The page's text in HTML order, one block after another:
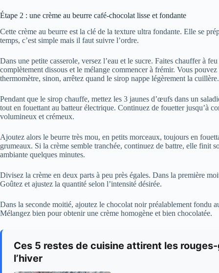
Étape 2 : une crème au beurre café-chocolat lisse et fondante
Cette crème au beurre est la clé de la texture ultra fondante. Elle se
temps, c’est simple mais il faut suivre l’ordre.
Dans une petite casserole, versez l’eau et le sucre. Faites chauffer à
complètement dissous et le mélange commencer à frémir. Vous
thermomètre, sinon, arrêtez quand le sirop nappe légèrement la cuillère.
Pendant que le sirop chauffe, mettez les 3 jaunes d’œufs dans un
tout en fouettant au batteur électrique. Continuez de fouetter jusqu’à
volumineux et crémeux.
Ajoutez alors le beurre très mou, en petits morceaux, toujours en
grumeaux. Si la crème semble tranchée, continuez de battre, elle finit
ambiante quelques minutes.
Divisez la crème en deux parts à peu près égales. Dans la première
Goûtez et ajustez la quantité selon l’intensité désirée.
Dans la seconde moitié, ajoutez le chocolat noir préalablement fondu
Mélangez bien pour obtenir une crème homogène et bien chocolatée.
Ces 5 restes de cuisine attirent les
l’hiver